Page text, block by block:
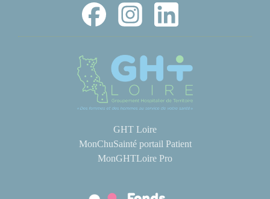
GHT Loire
MonChuSainté portail Patient
MonGHTLoire Pro